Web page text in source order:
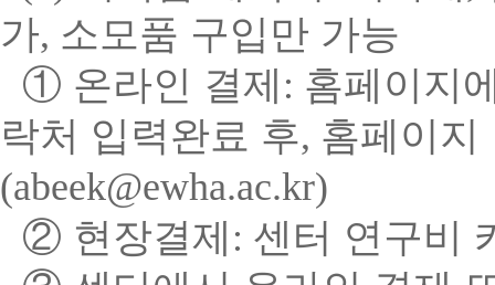
가, 소모품 구입만 가능
① 온라인 결제 : 홈페이지
락처 입력완료 후, 홈페이지
(abeek@ewha.ac.kr)
② 현장결제 : 센터 연구비